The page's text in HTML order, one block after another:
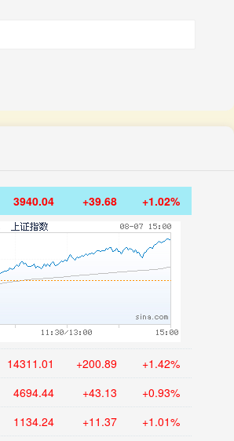
3940.04 +39.68 +1.02%
14311.01 +200.89 +1.42%
4694.44 +43.13 +0.93%
1134.24 +11.37 +1.01%